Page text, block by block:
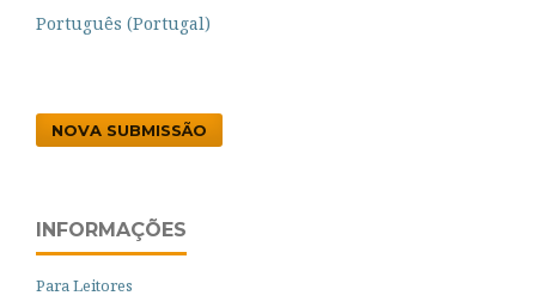
Português (Portugal)
NOVA SUBMISSÃO
INFORMAÇÕES
Para Leitores